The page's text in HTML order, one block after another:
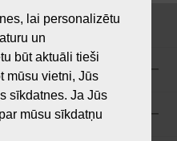
lai personalizētu
un
būt aktuāli tieši
mūsu vietni, Jūs
sīkdatnes. Ja Jūs
mūsu sīkdatņu